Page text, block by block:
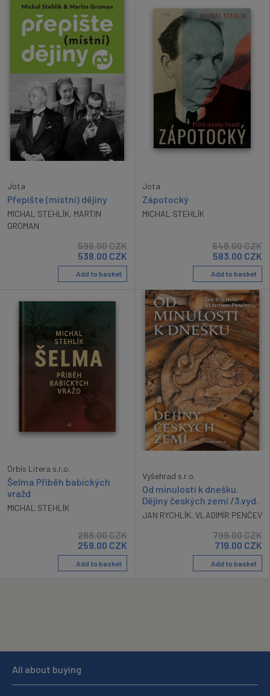
Jota
Přepište (místní) dějiny
MICHAL STEHLÍK, MARTIN
GROMAN
598.00CZK
538.00 CZK
Add to basket
Jota
Zápotocký
MICHAL STEHLÍK
648.00CZK
583.00 CZK
Add to basket
Orbis Litera s.r.o.
Šelma Příběh babických
vražd
MICHAL STEHLÍK
288.00CZK
259.00 CZK
Add to basket
Vyšehrad s.r.o.
Od minulosti k dnešku.
Dějiny českých zemí /3.vyd.
JAN RYCHLÍK, VLADIMÍR PENČEV
799.00CZK
719.00 CZK
Add to basket
All about buying